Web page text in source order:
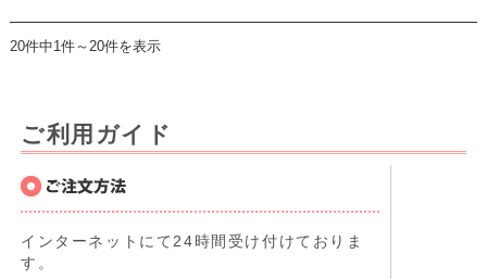
20件中1件～20件を表示
ご利用ガイド
インターネットにて24時間受け付けておりま
す。